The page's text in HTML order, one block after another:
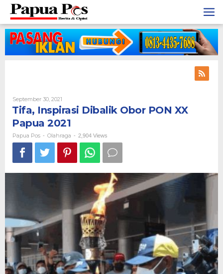
Skip
content
September 30, 2021
Papua
Pos
Tifa, Inspirasi Dibalik Obor PON XX
Papua 2021
Papua Pos - Olahraga - 2,904 Views